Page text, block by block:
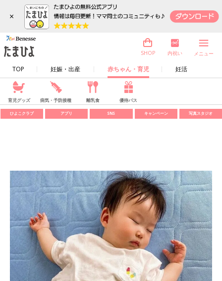
×
TOP 妊娠・出産 赤ちゃん・育児 妊活
SHOP 内祝い メニュー
育児グッズ 病気・予防接種 離乳食 優待パス
ひよこクラブ アプリ SNS キャンペーン 写真スタジオ